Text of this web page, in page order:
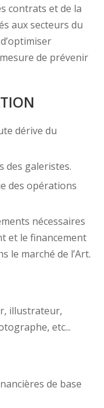
contrats et de la
aux secteurs du
de prévenir
dérive du
des galeristes.
des opérations
nécessaires
et le financement
le marché de l’Art.
illustrateur,
etc...
de base